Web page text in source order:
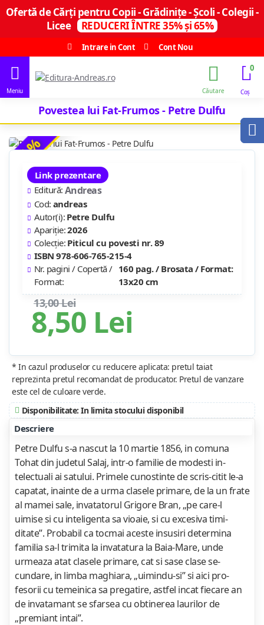
Ofertă de Cărți pentru Copii - Grădinițe - Școli - Colegii -
Licee
REDUCERI ÎNTRE 35% și 65%
Intrare in Cont
Cont Nou
0
Povestea lui Fat-Frumos - Petre Dulfu
-35 %
8,50 Lei
13,00 Lei
Link prezentare
Editură: Andreas
Cod: andreas
Autor(i): Petre Dulfu
Apariție:2026
Colecție: Piticul cu povesti nr. 89
ISBN 978-606-765-215-4
Nr. pagini / Copertă /
Format:
160 pag. / Brosata / Format:
13x20 cm
* In cazul produselor cu reducere aplicata: pretul taiat
reprezinta pretul recomandat de producator. Pretul de vanzare
este cel de culoare verde.
Disponibilitate: In limita stocului disponibil
Descriere
Petre Dulfu s-a nascut la 10 martie 1856, in comuna
Tohat din judetul Salaj, intr-o familie de modesti in­
telectuali ai satului. Primele cunostinte de scris-citit le-a
capatat, inainte de a urma clasele primare, de la un frate
al mamei sale, invatatorul Grigore Bran, „pe care-l
uimise si cu inteligenta sa vioaie, si cu excesiva ti­mi­
ditate”. Probabil ca tocmai aceste insusiri determina
familia sa-l trimita la invatatura la Baia-Mare, unde
urmeaza atat clasele primare, cat si sase clase se­
cundare, in limba maghiara, „uimindu-si” si aici pro­
fesorii cu temeinica sa pregatire, astfel incat fiecare an
de invatamant se sfarsea cu obtinerea laurilor de
„premiant intai”.